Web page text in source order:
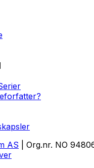
AS | Org.nr. NO